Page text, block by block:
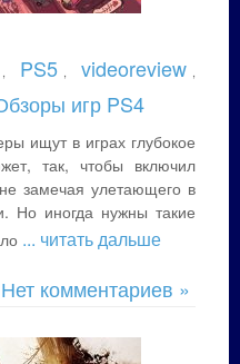
PS5 videoreview
игр PS4
ищут в играх глубокое
так, чтобы включил
замечая улетающего в
Но иногда нужны такие
... читать дальше
Нет комментариев »